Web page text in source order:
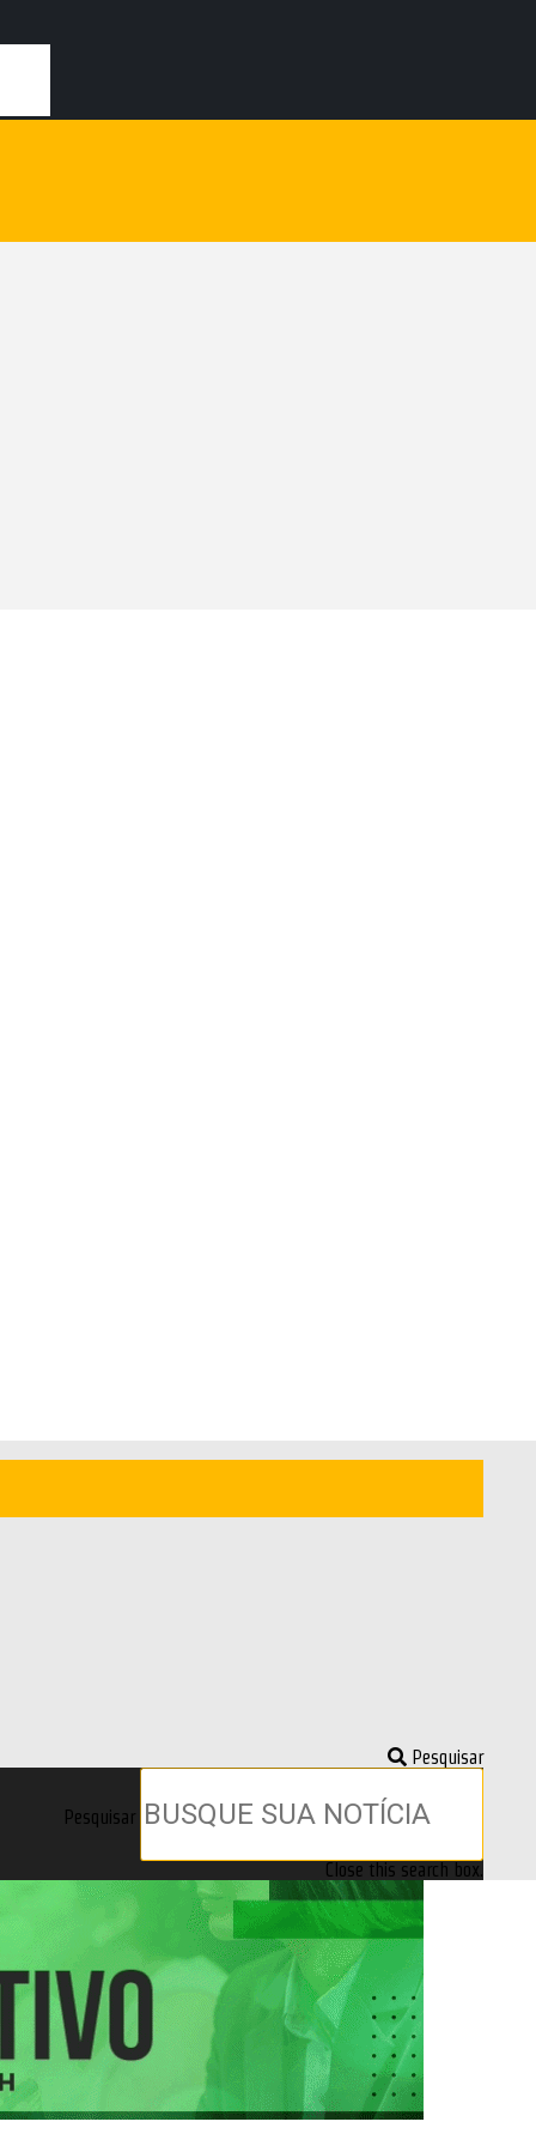
Pesquisar
Pesquisar
Close this search box.